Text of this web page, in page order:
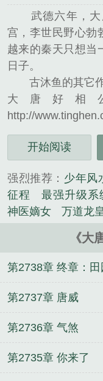
武德六年，大
宫，李世民野心勃
越来的秦天只想当
日子。
古沐鱼的其它作
大唐好相
http://
开始阅读
强烈推荐： 少年风
征程
最强升级系
神医嫡女
万道龙
《大
第2738章 终章：
第2737章 唐威
第2736章 气煞
第2735章 你来了